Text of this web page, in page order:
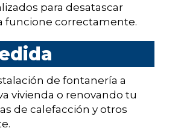
para desatascar
funcione correctamente.
de fontanería a
vivienda o renovando tu
de calefacción y otros